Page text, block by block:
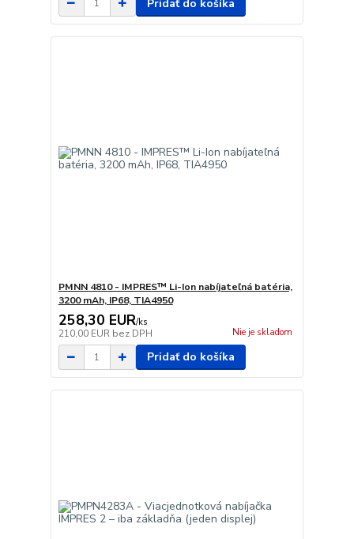
Pridať do košíka
PMNN 4810 - IMPRES™ Li-Ion nabíjateľná batéria,
3200 mAh, IP68, TIA4950
258,30 EUR/ks
210,00 EUR bez DPH Nie je skladom
Pridať do košíka